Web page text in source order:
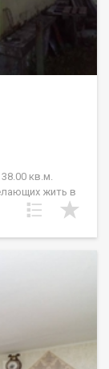
кв.м.
жить в
шикарном
купить
Дом
К
Возможен
в